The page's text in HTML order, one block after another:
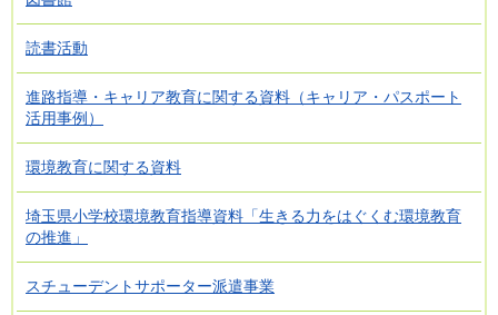
読書活動
進路指導・キャリア教育に関する資料（キャリア・パスポート
活用事例）
環境教育に関する資料
埼玉県小学校環境教育指導資料「生きる力をはぐくむ環境教育
の推進」
スチューデントサポーター派遣事業